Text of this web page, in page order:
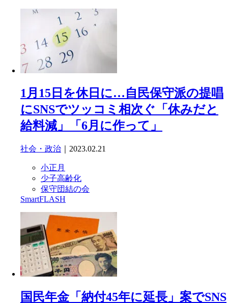
1月15日を休日に…自民保守派の提唱
にSNSでツッコミ相次ぐ「休みだと
給料減」「6月に作って」
社会・政治 ｜2023.02.21
小正月
少子高齢化
保守団結の会
SmartFLASH
国民年金「納付45年に延長」案でSNS